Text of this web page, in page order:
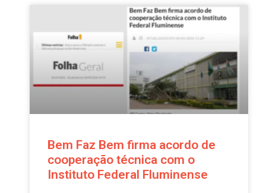
Bem Faz Bem firma acordo de
cooperação técnica com o
Instituto Federal Fluminense